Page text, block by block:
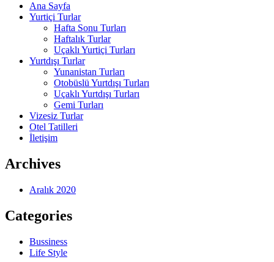
Ana Sayfa
Yurtiçi Turlar
Hafta Sonu Turları
Haftalık Turlar
Uçaklı Yurtiçi Turları
Yurtdışı Turlar
Yunanistan Turları
Otobüslü Yurtdışı Turları
Uçaklı Yurtdışı Turları
Gemi Turları
Vizesiz Turlar
Otel Tatilleri
İletişim
Archives
Aralık 2020
Categories
Bussiness
Life Style